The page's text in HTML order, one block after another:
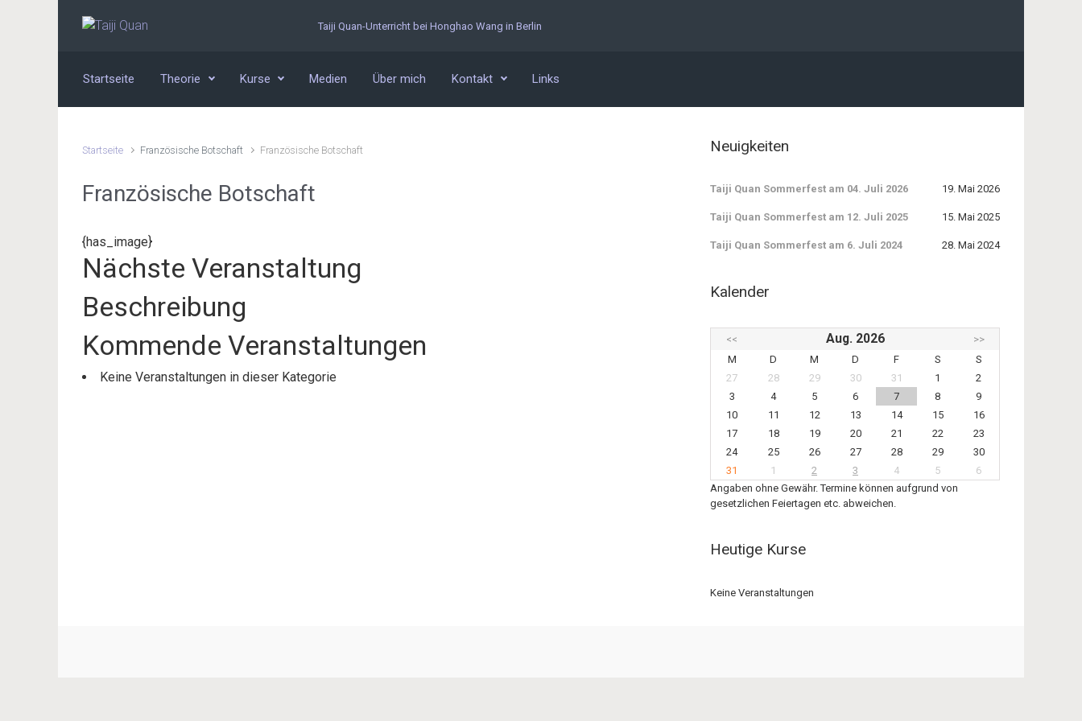
Zum Hauptinhalt springen Taiji Quan-Unterricht bei Honghao Wang in Berlin
Startseite Theorie Kurse Medien Über mich Kontakt Links
Startseite Französische Botschaft Französische Botschaft
Französische Botschaft
{has_image}
Nächste Veranstaltung
Beschreibung
Kommende Veranstaltungen
Keine Veranstaltungen in dieser Kategorie
Neuigkeiten
Taiji Quan Sommerfest am 04. Juli 2026 19. Mai 2026
Taiji Quan Sommerfest am 12. Juli 2025 15. Mai 2025
Taiji Quan Sommerfest am 6. Juli 2024 28. Mai 2024
Kalender
<< Aug. 2026
>>
M
D M D F S
S
27
28 29 30 31 1
2
3
4 5 6 7 8
9
10
11 12 13 14 15
16
17
18 19 20 21 22
23
24
25 26 27 28 29
30
31
1 2 3 4 5
6
Angaben ohne Gewähr. Termine können aufgrund von
gesetzlichen Feiertagen etc. abweichen.
Heutige Kurse
Keine Veranstaltungen